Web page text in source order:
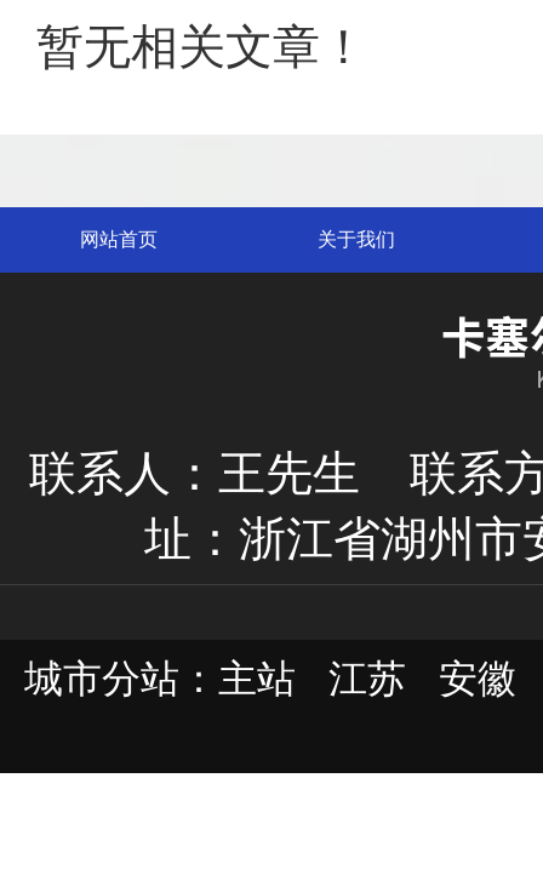
暂无相关文章！
网站首页 关于我们
联系人：王先生
联系
址：浙江省湖州市
城市分站： 主站 江苏 安徽